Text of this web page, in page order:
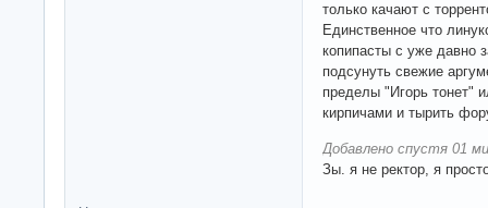
только качают с
Единственное что
копипасты с уже давно
подсунуть свежие
пределы "Игорь тонет"
кирпичами и тырить
Добавлено спустя 01
Зы. я не ректор, я